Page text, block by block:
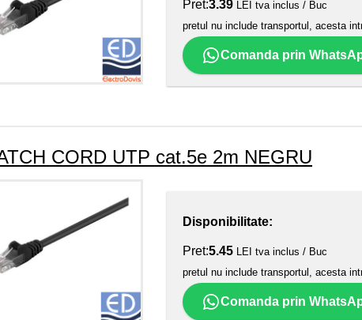
Pret:3.39 LEI tva inclus / Buc
pretul nu include transportul, acesta
Comanda prin
CORD UTP cat.5e 2m NEGRU
Disponibilitate:
Pret:5.45 LEI tva inclus / Buc
pretul nu include transportul, acesta
Comanda prin